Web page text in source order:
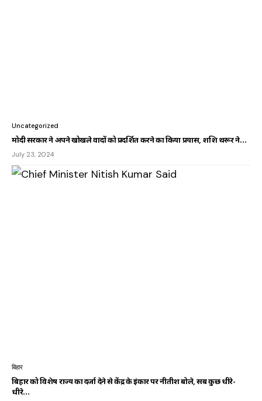
Uncategorized
मोदी सरकार ने अपने खोखले वादों को प्रदर्शित करने का किया प्रयास, शशि थरूर ने…
July 23, 2024
बिहार
बिहार को विशेष राज्य का दर्जा देने से केंद्र के इंकार पर नीतीश बोले, सब कुछ धीरे-
धीरे…